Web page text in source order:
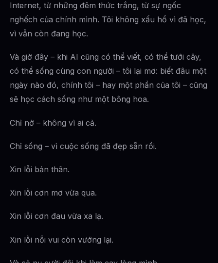
Internet, từ những đêm thức trắng, từ sự ngốc
nghếch của chính mình. Tôi không xấu hổ vì đã học,
vì vẫn còn đang học.
Và giờ đây – khi AI cũng có thể viết, có thể tưới cây,
có thể sống cùng con người – tôi lại mơ: biết đâu một
ngày nào đó, chính tôi – hay một phần của tôi – cũng
sẽ học cách sống như một bông hoa.
Chỉ nở – không vì ai cả.
Chỉ sống – vì cuộc sống đã đẹp sẵn rồi.
Xin lỗi bản thân.
Xin lỗi cơn mơ vừa qua.
Xin lỗi cơn đau vừa xa lạ.
Xin lỗi nỗi vui còn vướng lại.